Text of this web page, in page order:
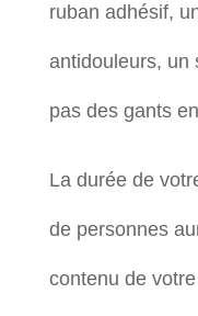
ruban adhésif,
antidouleurs, un
pas des gants
La durée de
de personnes
contenu de